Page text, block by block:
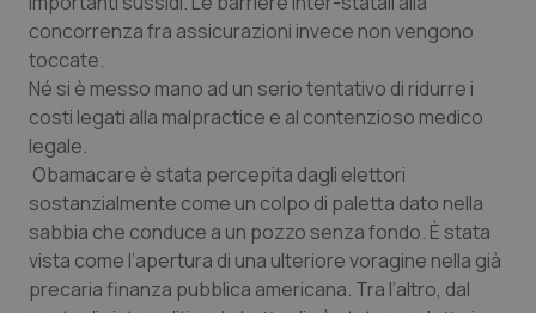
concorrenza fra assicurazioni invece non vengono
toccate.
Né si è messo mano ad un serio tentativo di ridurre i
costi legati alla malpractice e al contenzioso medico
legale.
Obamacare è stata percepita dagli elettori
sostanzialmente come un colpo di paletta dato nella
sabbia che conduce a un pozzo senza fondo. È stata
vista come l’apertura di una ulteriore voragine nella già
precaria finanza pubblica americana. Tra l’altro, dal